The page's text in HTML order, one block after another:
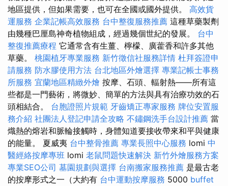
地區提供，但如果需要，也可在全國或國外提供。 高效貨
運服務 企業記帳高效服務 台中整復服務推薦 這種草藥製劑
由幾種巴厘島神奇植物組成，經過幾個世紀的發展。 台中
整復推薦療程 它通常含有生薑、檸檬、廣藿香和許多其他
草藥。 桃園植牙專業服務 新竹徵信社服務詳情 杜拜簽證申
請服務 防水膠使用方法 台北地區外燴選擇 專業記帳士事務
所服務 宜蘭地區精緻外燴 按摩、石頭、輻射熱——所有這
些都是一門藝術，將微妙、簡單的方法與具有治療功效的石
頭相結合。 台胞證照片規範 牙齒矯正專家服務 牌位安置服
務介紹 社團法人登記申請全攻略 不鏽鋼洗手台設計推薦 當
熾熱的熔岩和脈輪接觸時，身體知道要接收帶來和平與健康
的能量。 夏威夷 台中整骨推薦 專業長照中心服務 lomi 中
醫經絡按摩專班 lomi 老鼠問題快速解決 新竹外燴服務方案
專業SEO公司 墓園規劃與選擇 台南搬家服務推薦 是最古老
的按摩形式之一（大約有 台中運動按摩服務 5000 buffet